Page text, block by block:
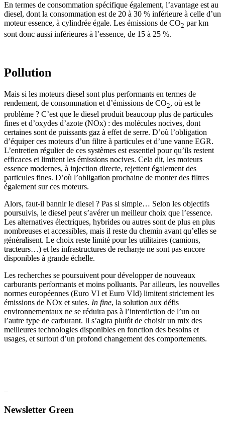
En termes de consommation spécifique également, l’avantage est au
diesel, dont la consommation est de 20 à 30 % inférieure à celle d’un
moteur essence, à cylindrée égale. Les émissions de CO2 par km
sont donc aussi inférieures à l’essence, de 15 à 25 %.
Pollution
Mais si les moteurs diesel sont plus performants en termes de
rendement, de consommation et d’émissions de CO2, où est le
problème ? C’est que le diesel produit beaucoup plus de particules
fines et d’oxydes d’azote (NOx) : des molécules nocives, dont
certaines sont de puissants gaz à effet de serre. D’où l’obligation
d’équiper ces moteurs d’un filtre à particules et d’une vanne EGR.
L’entretien régulier de ces systèmes est essentiel pour qu’ils restent
efficaces et limitent les émissions nocives. Cela dit, les moteurs
essence modernes, à injection directe, rejettent également des
particules fines. D’où l’obligation prochaine de monter des filtres
également sur ces moteurs.
Alors, faut-il bannir le diesel ? Pas si simple… Selon les objectifs
poursuivis, le diesel peut s’avérer un meilleur choix que l’essence.
Les alternatives électriques, hybrides ou autres sont de plus en plus
nombreuses et accessibles, mais il reste du chemin avant qu’elles se
généralisent. Le choix reste limité pour les utilitaires (camions,
tracteurs…) et les infrastructures de recharge ne sont pas encore
disponibles à grande échelle.
Les recherches se poursuivent pour développer de nouveaux
carburants performants et moins polluants. Par ailleurs, les nouvelles
normes européennes (Euro VI et Euro VId) limitent strictement les
émissions de NOx et suies. In fine, la solution aux défis
environnementaux ne se réduira pas à l’interdiction de l’un ou
l’autre type de carburant. Il s’agira plutôt de choisir un mix des
meilleures technologies disponibles en fonction des besoins et
usages, et surtout d’un profond changement des comportements.
–
Newsletter Green